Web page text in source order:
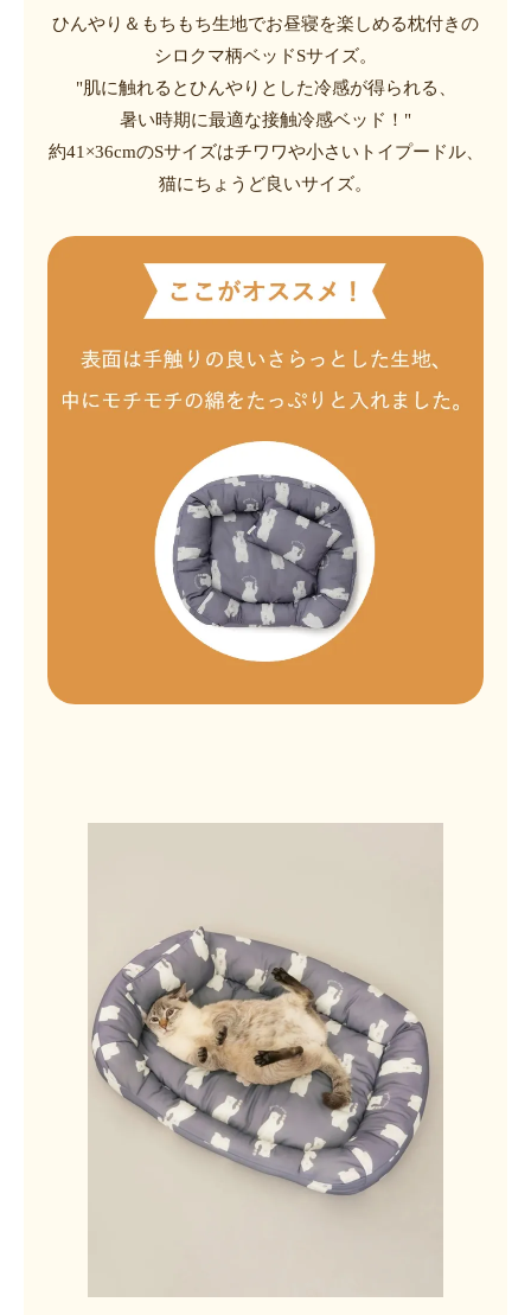
ひんやり＆もちもち生地でお昼寝を楽しめる枕付きの
シロクマ柄ベッドSサイズ。
"肌に触れるとひんやりとした冷感が得られる、
暑い時期に最適な接触冷感ベッド！"
約41×36cmのSサイズはチワワや小さいトイプードル、
猫にちょうど良いサイズ。